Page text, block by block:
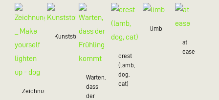
Zeichnungen
Kunststoff/20
Warten,
dass
der
crest
(lamb,
dog,
cat)
limb
at
ease